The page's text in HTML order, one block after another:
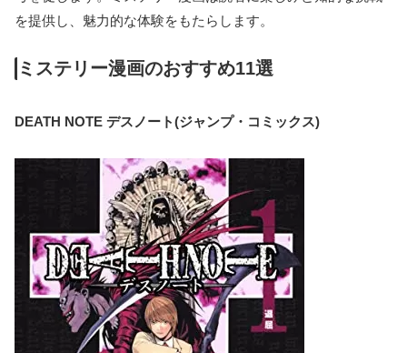
を提供し、魅力的な体験をもたらします。
ミステリー漫画のおすすめ11選
DEATH NOTE デスノート(ジャンプ・コミックス)